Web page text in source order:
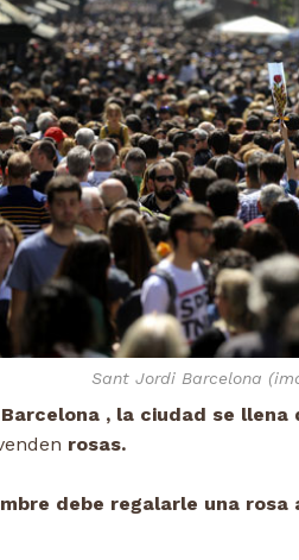
Sant Jordi Barcelona
, la ciudad se llena
rosas.
debe regalarle una rosa